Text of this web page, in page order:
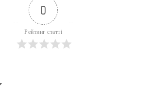
0
Рейтинг статті